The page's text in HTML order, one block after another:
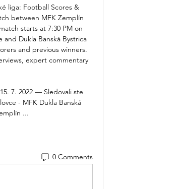
liga: Football Scores &
between MFK Zemplín
starts at 7:30 PM on
Dukla Banská Bystrica
and previous winners.
expert commentary
7. 2022 — Sledovali ste
- MFK Dukla Banská
...
0 Comments